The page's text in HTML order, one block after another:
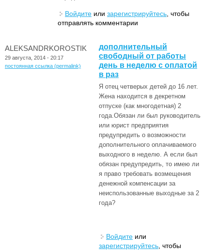
Войдите или зарегистрируйтесь , чтобы
отправлять комментарии
ALEKSANDRKOROSTIK
29 августа, 2014 - 20:17
постоянная ссылка (permalink)
дополнительный
свободный от работы
день в неделю с оплатой
в раз
Я отец четверых детей до 16 лет.
Жена находится в декретном
отпуске (как многодетная) 2
года.Обязан ли был руководитель
или юрист предприятия
предупредить о возможности
дополнительного оплачиваемого
выходного в неделю. А если был
обязан предупредить, то имею ли
я право требовать возмещения
денежной компенсации за
неиспользованные выходные за 2
года?
Войдите или
зарегистрируйтесь , чтобы